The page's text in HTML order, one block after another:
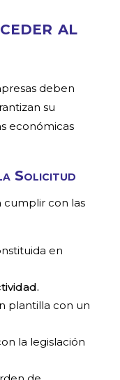
al
deben
su
económicas
Solicitud
cumplir con las
en
plantilla con un
la legislación